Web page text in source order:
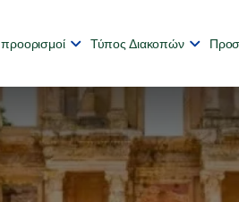
προορισμοί Τύπος Διακοπών